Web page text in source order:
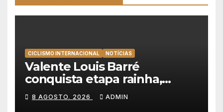
CICLISMO INTERNACIONAL NOTÍCIAS
Valente Louis Barré
conquista etapa rainha,
Christian Scaroni é o novo
líder da Volta a Polónia
8 AGOSTO, 2026 ADMIN